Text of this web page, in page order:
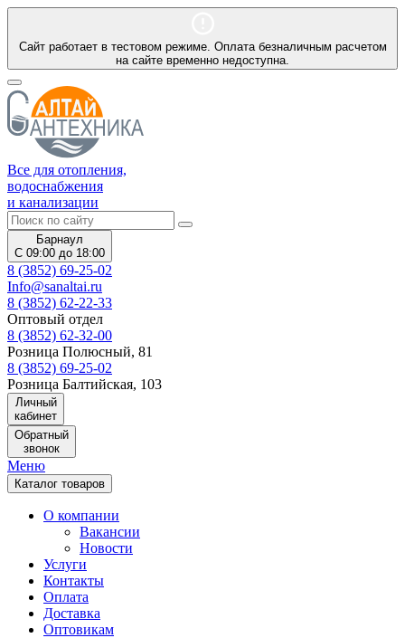
Сайт работает в тестовом режиме. Оплата безналичным расчетом
на сайте временно недоступна.
Все для отопления,
водоснабжения
и канализации
Барнаул
С 09:00 до 18:00
8 (3852) 69-25-02
Info@sanaltai.ru
8 (3852) 62-22-33
Оптовый отдел
8 (3852) 62-32-00
Розница Полюсный, 81
8 (3852) 69-25-02
Розница Балтийская, 103
Личный
кабинет
Обратный
звонок
Меню
Каталог товаров
О компании
Вакансии
Новости
Услуги
Контакты
Оплата
Доставка
Оптовикам